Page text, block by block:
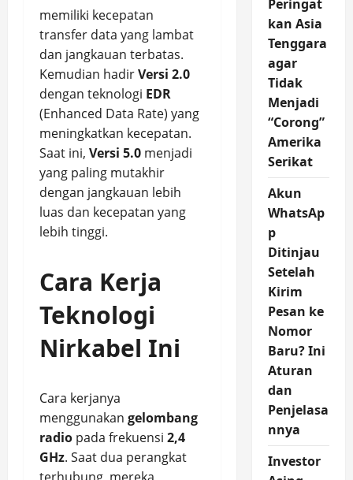
memiliki kecepatan
transfer data yang lambat
dan jangkauan terbatas.
Kemudian hadirVersi 2.0
dengan teknologi EDR
(Enhanced Data Rate) yang
meningkatkan kecepatan.
Saat ini, Versi 5.0 menjadi
yang paling mutakhir
dengan jangkauan lebih
luas dan kecepatan yang
lebih tinggi.
Cara Kerja
Teknologi
Nirkabel Ini
Cara kerjanya
menggunakan gelombang
radio pada frekuensi 2,4
GHz. Saat dua perangkat
Peringat
kan Asia
Tenggara
agar
Tidak
Menjadi
“Corong”
Amerika
Serikat
Akun
WhatsAp
p
Ditinjau
Setelah
Kirim
Pesan ke
Nomor
Baru? Ini
Aturan
dan
Penjelasa
nnya
Investor